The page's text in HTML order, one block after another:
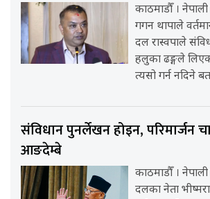
काठमाडौँ ।
गगन थापाले
दल रास्वपाले
हलुका ढङ्गले
त्यसो गर्न नदिने
संविधान पुनर्लेखन होइन, परिमार्जन
आङदेम्बे
काठमाडौँ ।
दलका नेता